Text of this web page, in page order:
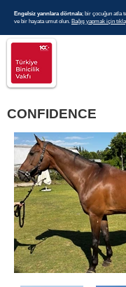
Engelsiz yarınlara dörtnala; bir çocuğun atla
ve bir hayata umut olun. Bağış yapmak için
CONFIDENCE